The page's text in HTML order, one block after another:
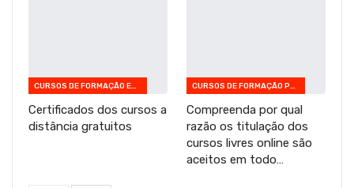
CURSOS DE FORMAÇÃO EM INFORMÁTICA
Certificados dos cursos a
distância gratuitos
CURSOS DE FORMAÇÃO PEDAGÓGICA
Compreenda por qual
razão os titulação dos
cursos livres online são
aceitos em todo…